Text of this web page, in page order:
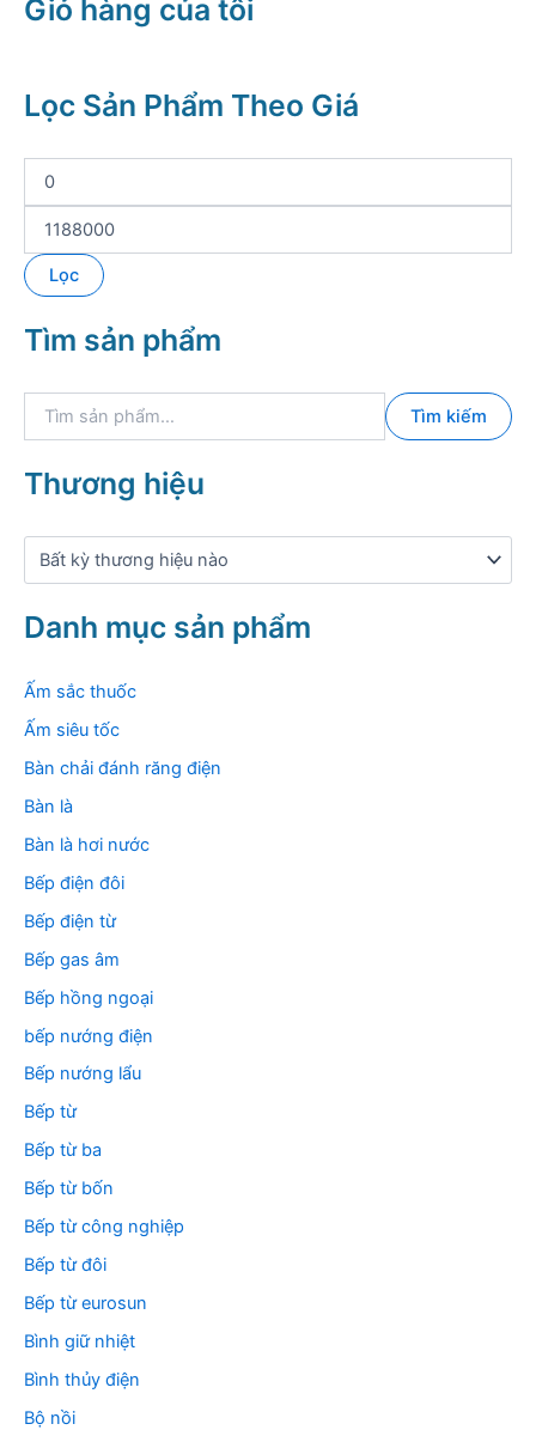
Giỏ hàng của tôi
Lọc Sản Phẩm Theo Giá
ố
i
h
á
t
i
Lọc
Tìm sản phẩm
k
Tìm kiếm
Thương hiệu
Danh mục sản phẩm
Ấm sắc thuốc
Ấm siêu tốc
Bàn chải đánh răng điện
Bàn là
Bàn là hơi nước
Bếp điện đôi
Bếp điện từ
Bếp gas âm
Bếp hồng ngoại
bếp nướng điện
Bếp nướng lẩu
Bếp từ
Bếp từ ba
Bếp từ bốn
Bếp từ công nghiệp
Bếp từ đôi
Bếp từ eurosun
Bình giữ nhiệt
Bình thủy điện
Bộ nồi